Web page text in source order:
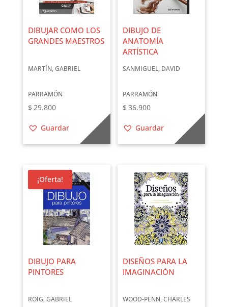
DIBUJAR COMO LOS
GRANDES MAESTROS
MARTÍN, GABRIEL
PARRAMÓN
$ 29.800
Guardar
DIBUJO DE
ANATOMÍA
ARTÍSTICA
SANMIGUEL, DAVID
PARRAMÓN
$ 36.900
Guardar
¡Oferta!
DIBUJO PARA
PINTORES
ROIG, GABRIEL
DISEÑOS PARA LA
IMAGINACIÓN
WOOD-PENN, CHARLES